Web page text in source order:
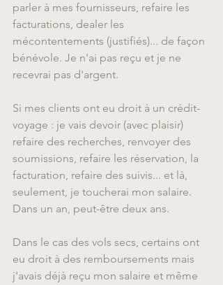
parler à mes fournisseurs, refaire les
facturations, dealer les
mécontentements (justifiés)... de façon
bénévole. Je n'ai pas reçu et je ne
recevrai pas d'argent.
Si mes clients ont eu droit à un crédit-
voyage : je vais devoir (avec plaisir)
refaire des recherches, renvoyer des
soumissions, refaire les réservation, la
facturation, refaire des suivis... et là,
seulement, je toucherai mon salaire.
Dans un an, peut-être deux ans.
Dans le cas des vols secs, certains ont
eu droit à des remboursements mais
j'avais déjà reçu mon salaire et même